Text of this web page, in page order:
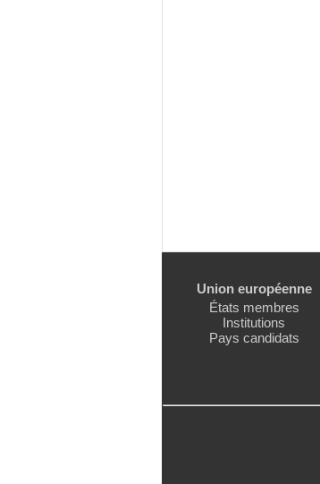
Union européenne
États membres
Institutions
Pays candidats